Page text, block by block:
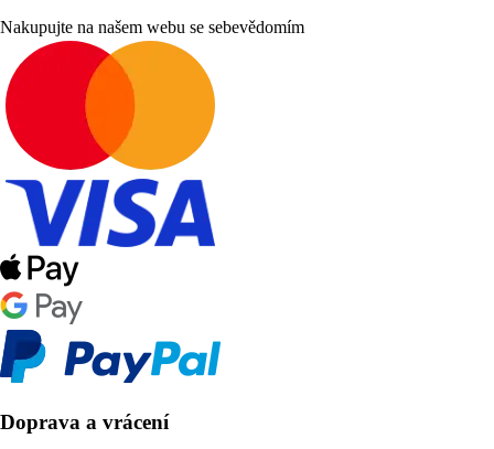
Nakupujte na našem webu se sebevědomím
Doprava a vrácení